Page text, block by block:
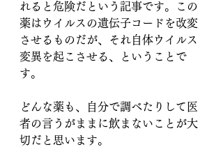
れると危険だという記事です。この
薬はウイルスの遺伝子コードを改変
させるものだが、それ自体ウイルス
変異を起こさせる、ということで
す。
どんな薬も、自分で調べたりして医
者の言うがままに飲まないことが大
切だと思います。